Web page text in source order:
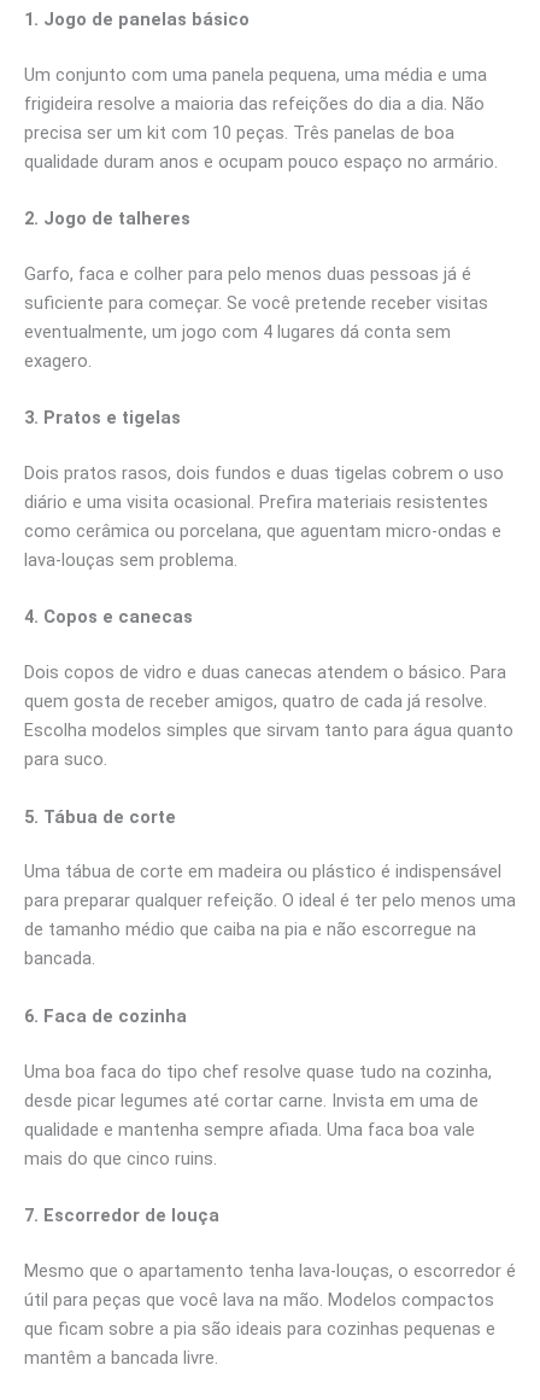
1. Jogo de panelas básico
Um conjunto com uma panela pequena, uma média e uma
frigideira resolve a maioria das refeições do dia a dia. Não
precisa ser um kit com 10 peças. Três panelas de boa
qualidade duram anos e ocupam pouco espaço no armário.
2. Jogo de talheres
Garfo, faca e colher para pelo menos duas pessoas já é
suficiente para começar. Se você pretende receber visitas
eventualmente, um jogo com 4 lugares dá conta sem
exagero.
3. Pratos e tigelas
Dois pratos rasos, dois fundos e duas tigelas cobrem o uso
diário e uma visita ocasional. Prefira materiais resistentes
como cerâmica ou porcelana, que aguentam micro-ondas e
lava-louças sem problema.
4. Copos e canecas
Dois copos de vidro e duas canecas atendem o básico. Para
quem gosta de receber amigos, quatro de cada já resolve.
Escolha modelos simples que sirvam tanto para água quanto
para suco.
5. Tábua de corte
Uma tábua de corte em madeira ou plástico é indispensável
para preparar qualquer refeição. O ideal é ter pelo menos uma
de tamanho médio que caiba na pia e não escorregue na
bancada.
6. Faca de cozinha
Uma boa faca do tipo chef resolve quase tudo na cozinha,
desde picar legumes até cortar carne. Invista em uma de
qualidade e mantenha sempre afiada. Uma faca boa vale
mais do que cinco ruins.
7. Escorredor de louça
Mesmo que o apartamento tenha lava-louças, o escorredor é
útil para peças que você lava na mão. Modelos compactos
que ficam sobre a pia são ideais para cozinhas pequenas e
mantêm a bancada livre.